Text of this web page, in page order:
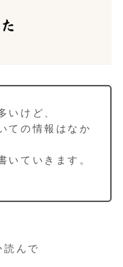
いけど、
ての情報はなか
いていきます。
読んで